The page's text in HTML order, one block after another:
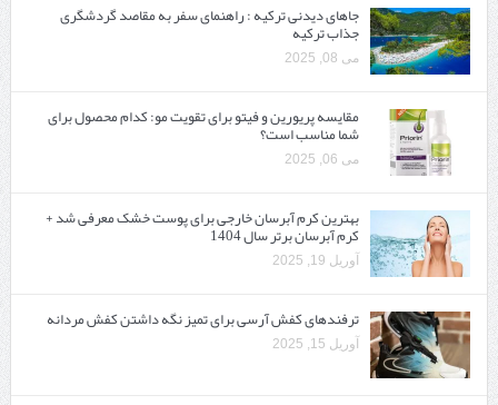
جاهای دیدنی ترکیه : راهنمای سفر به مقاصد گردشگری
جذاب ترکیه
می 08, 2025
مقایسه پریورین و فیتو برای تقویت مو: کدام محصول برای
شما مناسب است؟
می 06, 2025
بهترین کرم آبرسان خارجی برای پوست خشک معرفی شد +
کرم آبرسان برتر سال 1404
آوریل 19, 2025
ترفندهای کفش آرسی برای تمیز نگه داشتن کفش مردانه
آوریل 15, 2025